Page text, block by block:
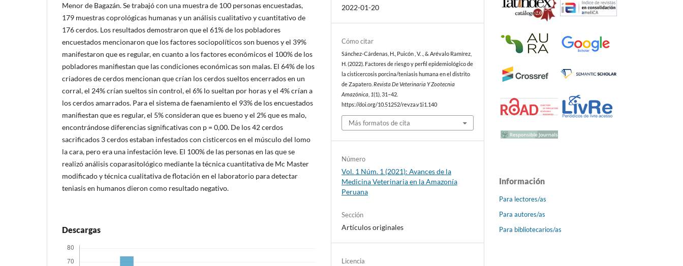
Menor de Bagazán. Se trabajó con una muestra de 100 personas encuestadas,
179 muestras coprológicas humanas y un análisis cualitativo y cuantitativo de
176 cerdos. Los resultados demostraron que el 61% de los pobladores
encuestados mencionaron que los factores sociopolíticos son buenos y el 39%
manifestaron que es regular, en cuanto a los factores económicos el 100% de los
pobladores manifiestan que las condiciones económicas son malas. El 64% de los
criadores de cerdos mencionan que crían los cerdos sueltos encerrados en un
corral, el 24% crían sueltos sin control, el 6% lo sueltan por horas y el 4% crían a
los cerdos amarrados. Para el sistema de faenamiento el 93% de los encuestados
manifiestan que es regular, el 5% consideran que es bueno y el 2% que es malo,
encontrándose diferencias significativas con p = 0,00. De los 42 cerdos
sacrificados 3 cerdos estaban infestados con cisticercos en el músculo del lomo
la cara, pero era una infestación leve. El 100% de las personas en las que se
realizó análisis coparasitológico mediante la técnica cuantitativa de Mc Master
modificado y técnica cualitativa de flotación en el laboratorio para detectar
teniasis en humanos dieron como resultado negativo.
Descargas
2022-01-20
Cómo citar
Sánchez-Cárdenas, H., Puicón , V. ., & Arévalo Ramírez,
H. (2022). Factores de riesgo y perfil epidemiológico de
la cisticercosis porcina/teniasis humana en el distrito
de Zapatero.Revista De Veterinaria Y Zootecnia
Amazónica 1(1), 31–42.
https://doi.org/10.51252/revza.v1i1.140
Más formatos de cita
Número
Vol. 1 Núm. 1 (2021): Avances de la
Medicina Veterinaria en la Amazonía
Peruana
Sección
Artículos originales
Licencia
Información
Para lectores/as
Para autores/as
Para bibliotecarios/as